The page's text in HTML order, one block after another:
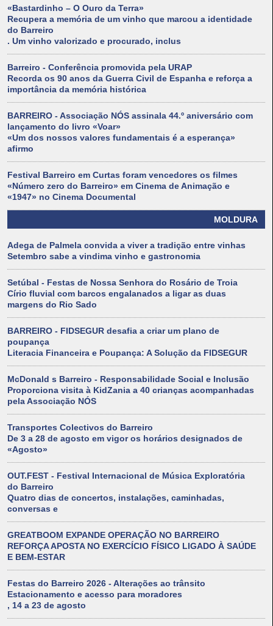
«Bastardinho – O Ouro da Terra»
Recupera a memória de um vinho que marcou a identidade
do Barreiro
. Um vinho valorizado e procurado, inclus
Barreiro - Conferência promovida pela URAP
Recorda os 90 anos da Guerra Civil de Espanha e reforça a
importância da memória histórica
BARREIRO - Associação NÓS assinala 44.º aniversário com
lançamento do livro «Voar»
«Um dos nossos valores fundamentais é a esperança»
afirmo
Festival Barreiro em Curtas foram vencedores os filmes
«Número zero do Barreiro» em Cinema de Animação e
«1947» no Cinema Documental
MOLDURA
Adega de Palmela convida a viver a tradição entre vinhas
Setembro sabe a vindima vinho e gastronomia
Setúbal - Festas de Nossa Senhora do Rosário de Troia
Círio fluvial com barcos engalanados a ligar as duas
margens do Rio Sado
BARREIRO - FIDSEGUR desafia a criar um plano de
poupança
Literacia Financeira e Poupança: A Solução da FIDSEGUR
McDonald s Barreiro - Responsabilidade Social e Inclusão
Proporciona visita à KidZania a 40 crianças acompanhadas
pela Associação NÓS
Transportes Colectivos do Barreiro
De 3 a 28 de agosto em vigor os horários designados de
«Agosto»
OUT.FEST - Festival Internacional de Música Exploratória
do Barreiro
Quatro dias de concertos, instalações, caminhadas,
conversas e
GREATBOOM EXPANDE OPERAÇÃO NO BARREIRO
REFORÇA APOSTA NO EXERCÍCIO FÍSICO LIGADO À SAÚDE
E BEM-ESTAR
Festas do Barreiro 2026 - Alterações ao trânsito
Estacionamento e acesso para moradores
, 14 a 23 de agosto